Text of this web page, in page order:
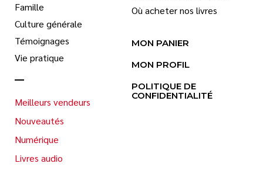
Famille
Culture générale
Témoignages
Vie pratique
Meilleurs vendeurs
Nouveautés
Numérique
Livres audio
Où acheter nos livres
MON PANIER
MON PROFIL
POLITIQUE DE
CONFIDENTIALITÉ